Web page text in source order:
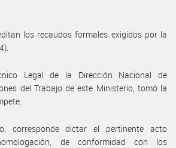
los recaudos formales exigidos por la
Legal de la Dirección Nacional de
del Trabajo de este Ministerio, tomó la
corresponde dictar el pertinente acto
de conformidad con los